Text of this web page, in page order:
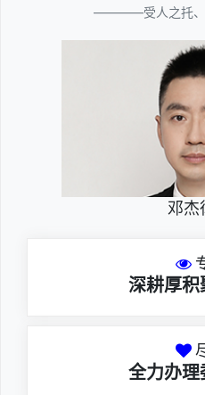
————受人之托
邓杰
深耕厚积
全力办理